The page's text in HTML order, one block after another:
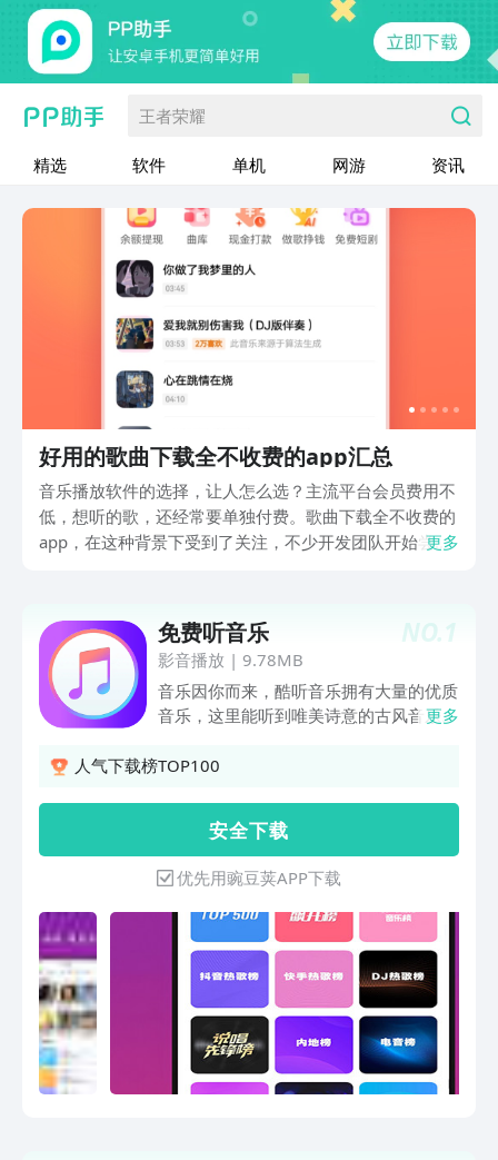
王者荣耀
精选 软件 单机 网游 资讯
好用的歌曲下载全不收费的app汇总
音乐播放软件的选择，让人怎么选？主流平台会员费用不
低，想听的歌，还经常要单独付费。歌曲下载全不收费的
app，在这种背景下受到了关注，不少开发团队开始尝试
本。选对平台能省下不少开支，同时也要注意版权合规
性、音质需求，毕竟听歌体验会直接影响到日常使用感
受，找到合适自己的应用，才可以真正享受音乐带来的放
松。
更多
NO.1
免费听音乐
影音播放 | 9.78MB
音乐因你而来，酷听音乐拥有大量的优质
音乐，这里能听到唯美诗意的古风音乐，
声，K歌之王点歌，流行金曲的动情翻
音乐排行榜，至上音质，免费畅听。我们
通过无损音乐盒高解析度音乐打造超凡音
频。强大的音乐播放器带给你24bit的至
上3D立体环绕视听新体验！满足你的不
同喜好与音质的高要求。3000千万音乐
库，覆盖华语海外，内地港台等热门新
歌，让你不再歌荒！流行、网红、电音、
古风、动漫、DJ、怀旧金曲、摇滚、电
台、说唱、民谣、日语、欧美、韩语，所
有歌曲应有尽有，拿起你的麦克风跟着歌
词唱歌录歌，让你随心免费畅享音乐体
更多
人气下载榜TOP100
安 全 下 载
优先用豌豆荚APP下载